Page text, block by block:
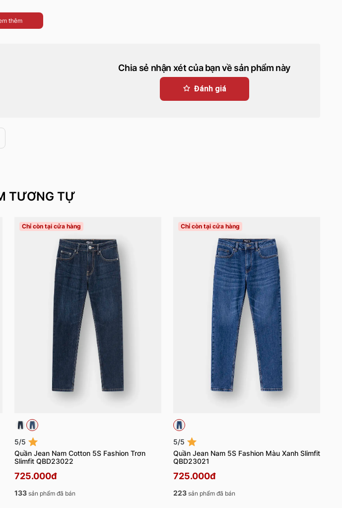
thêm
Chia sẻ nhận xét của bạn về sản phẩm này
Đánh giá
TƯƠNG TỰ
Chỉ còn tại cửa hàng
5/5
Quần Jean Nam Cotton 5S Fashion Trơn
Slimfit QBD23022
725.000đ
133 sản phẩm đã bán
Chỉ còn tại cửa hàng
5/5
Quần Jean Nam 5S Fashion Màu Xanh Slimfit
QBD23021
725.000đ
223 sản phẩm đã bán